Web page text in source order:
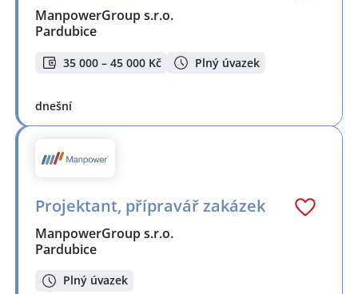
ManpowerGroup s.r.o.
Pardubice
35 000 – 45 000 Kč Plný úvazek
dnešní
Projektant, přípravář zakázek
ManpowerGroup s.r.o.
Pardubice
Plný úvazek